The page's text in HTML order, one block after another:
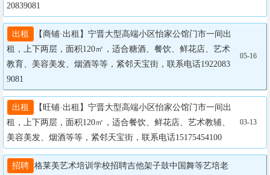
20839081
出租
【商铺·出租】宁晋大型高端小区怡家公馆门市一间出
租，上下两层，面积120㎡，适合糖酒、餐饮、鲜花店、艺术
教育、美容美发、烟酒等等，紧邻天宝街，联系电话1922083
9081
05-16
出租
【旺铺·出租】宁晋大型高端小区怡家公馆门市一间出
租，上下两层，面积120㎡，适合餐饮、鲜花店、艺术教辅、
美容美发、烟酒等等，紧邻天宝街，联系电话15175454100
03-13
招聘 格莱美艺术培训学校招聘吉他架子鼓中国舞等艺培老